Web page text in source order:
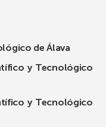
de Álava
y Tecnológico
y Tecnológico